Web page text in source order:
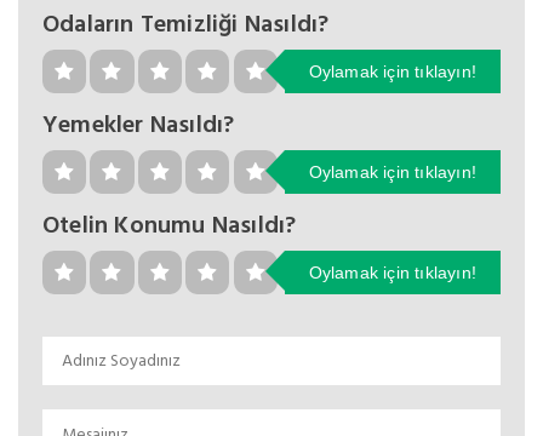
Odaların Temizliği Nasıldı?
Oylamak için tıklayın!
Yemekler Nasıldı?
Oylamak için tıklayın!
Otelin Konumu Nasıldı?
Oylamak için tıklayın!